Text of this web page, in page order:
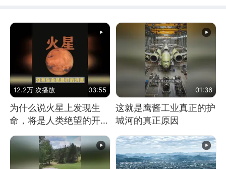
12.2万 次播放 03:55
为什么说火星上发现生
命，将是人类绝望的开
始？
01:36
这就是鹰酱工业真正的护
城河的真正原因